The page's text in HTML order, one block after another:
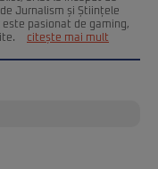
Jurnalism și Științele
este pasionat de gaming,
citește mai mult